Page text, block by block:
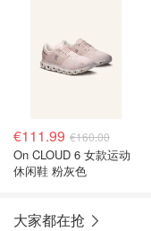
€111.99 €160.00
On CLOUD 6 女款运动
休闲鞋 粉灰色
大家都在抢